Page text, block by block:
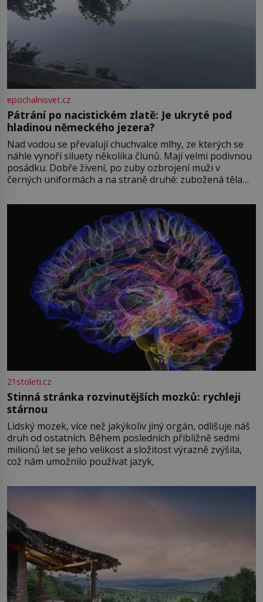
epochalnisvet.cz
Pátrání po nacistickém zlatě: Je ukryté pod
hladinou německého jezera?
Nad vodou se převalují chuchvalce mlhy, ze kterých se
náhle vynoří siluety několika člunů. Mají velmi podivnou
posádku. Dobře živení, po zuby ozbrojení muži v
černých uniformách a na straně druhé: zubožená těla
přízračná scéna znamená? Je jaro roku 1945, druhá
světová válka se chýlí ke konci. Jezero Stolpsee
21stoleti.cz
Stinná stránka rozvinutějších mozků: rychleji
stárnou
Lidský mozek, více než jakýkoliv jiný orgán, odlišuje náš
druh od ostatních. Během posledních přibližně sedmi
milionů let se jeho velikost a složitost výrazně zvýšila,
což nám umožnilo používat jazyk,